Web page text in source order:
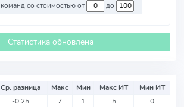
Против команд со стоимостью от до
Статистика обновлена
Ср. разница Макс Мин Макс ИТ
Мин ИТ
-0.25 7 1 5 0